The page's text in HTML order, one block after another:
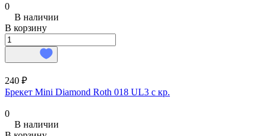
0
В наличии
В корзину
240 ₽
Брекет Mini Diamond Roth 018 UL3 с кр.
0
В наличии